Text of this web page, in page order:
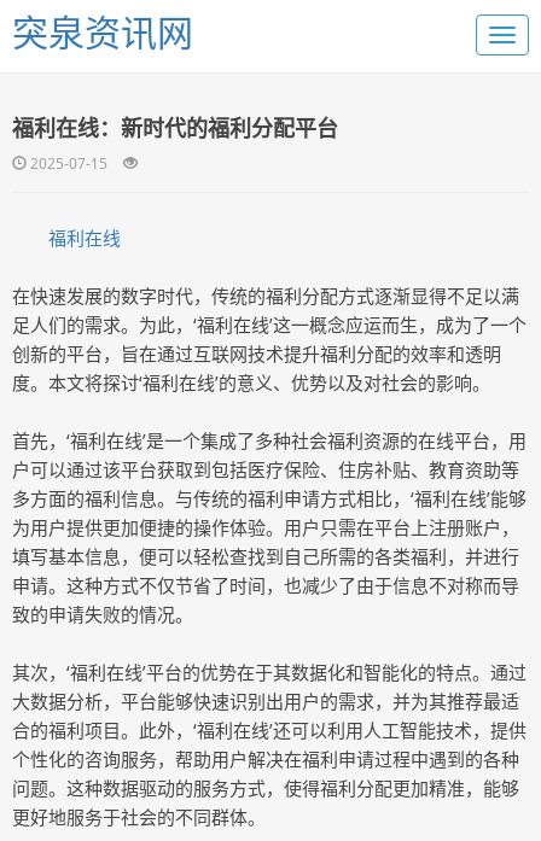
突泉资讯网
福利在线：新时代的福利分配平台
2025-07-15
福利在线
在快速发展的数字时代，传统的福利分配方式逐渐显得不足以满
足人们的需求。为此，‘福利在线’这一概念应运而生，成为了一个
创新的平台，旨在通过互联网技术提升福利分配的效率和透明
度。本文将探讨‘福利在线’的意义、优势以及对社会的影响。
首先，‘福利在线’是一个集成了多种社会福利资源的在线平台，用
户可以通过该平台获取到包括医疗保险、住房补贴、教育资助等
多方面的福利信息。与传统的福利申请方式相比，‘福利在线’能够
为用户提供更加便捷的操作体验。用户只需在平台上注册账户，
填写基本信息，便可以轻松查找到自己所需的各类福利，并进行
申请。这种方式不仅节省了时间，也减少了由于信息不对称而导
致的申请失败的情况。
其次，‘福利在线’平台的优势在于其数据化和智能化的特点。通过
大数据分析，平台能够快速识别出用户的需求，并为其推荐最适
合的福利项目。此外，‘福利在线’还可以利用人工智能技术，提供
个性化的咨询服务，帮助用户解决在福利申请过程中遇到的各种
问题。这种数据驱动的服务方式，使得福利分配更加精准，能够
更好地服务于社会的不同群体。